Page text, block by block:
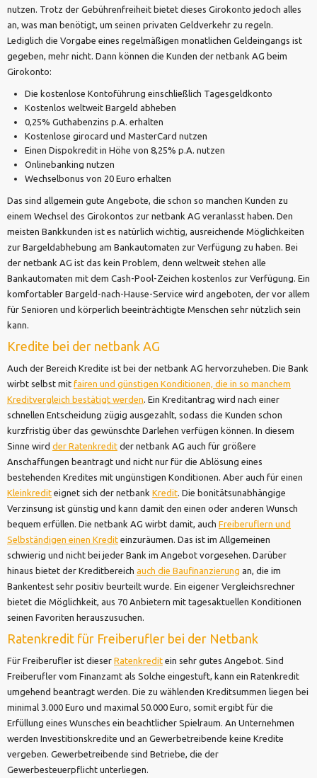
nutzen. Trotz der Gebührenfreiheit bietet dieses Girokonto jedoch alles
an, was man benötigt, um seinen privaten Geldverkehr zu regeln.
Lediglich die Vorgabe eines regelmäßigen monatlichen Geldeingangs ist
gegeben, mehr nicht. Dann können die Kunden der netbank AG beim
Girokonto:
Die kostenlose Kontoführung einschließlich Tagesgeldkonto
Kostenlos weltweit Bargeld abheben
0,25% Guthabenzins p.A. erhalten
Kostenlose girocard und MasterCard nutzen
Einen Dispokredit in Höhe von 8,25% p.A. nutzen
Onlinebanking nutzen
Wechselbonus von 20 Euro erhalten
Das sind allgemein gute Angebote, die schon so manchen Kunden zu
einem Wechsel des Girokontos zur netbank AG veranlasst haben. Den
meisten Bankkunden ist es natürlich wichtig, ausreichende Möglichkeiten
zur Bargeldabhebung am Bankautomaten zur Verfügung zu haben. Bei
der netbank AG ist das kein Problem, denn weltweit stehen alle
Bankautomaten mit dem Cash-Pool-Zeichen kostenlos zur Verfügung. Ein
komfortabler Bargeld-nach-Hause-Service wird angeboten, der vor allem
für Senioren und körperlich beeinträchtigte Menschen sehr nützlich sein
kann.
Kredite bei der netbank AG
Auch der Bereich Kredite ist bei der netbank AG hervorzuheben. Die Bank
wirbt selbst mit fairen und günstigen Konditionen, die in so manchem
Kreditvergleich bestätigt werden. Ein Kreditantrag wird nach einer
schnellen Entscheidung zügig ausgezahlt, sodass die Kunden schon
kurzfristig über das gewünschte Darlehen verfügen können. In diesem
Sinne wird der Ratenkredit der netbank AG auch für größere
Anschaffungen beantragt und nicht nur für die Ablösung eines
bestehenden Kredites mit ungünstigen Konditionen. Aber auch für einen
Kleinkredit eignet sich der netbank Kredit. Die bonitätsunabhängige
Verzinsung ist günstig und kann damit den einen oder anderen Wunsch
bequem erfüllen. Die netbank AG wirbt damit, auch Freiberuflern und
Selbständigen einen Kredit einzuräumen. Das ist im Allgemeinen
schwierig und nicht bei jeder Bank im Angebot vorgesehen. Darüber
hinaus bietet der Kreditbereich auch die Baufinanzierung an, die im
Bankentest sehr positiv beurteilt wurde. Ein eigener Vergleichsrechner
bietet die Möglichkeit, aus 70 Anbietern mit tagesaktuellen Konditionen
seinen Favoriten herauszusuchen.
Ratenkredit für Freiberufler bei der Netbank
Für Freiberufler ist dieser Ratenkredit ein sehr gutes Angebot. Sind
Freiberufler vom Finanzamt als Solche eingestuft, kann ein Ratenkredit
umgehend beantragt werden. Die zu wählenden Kreditsummen liegen bei
minimal 3.000 Euro und maximal 50.000 Euro, somit ergibt für die
Erfüllung eines Wunsches ein beachtlicher Spielraum. An Unternehmen
werden Investitionskredite und an Gewerbetreibende keine Kredite
vergeben. Gewerbetreibende sind Betriebe, die der
Gewerbesteuerpflicht unterliegen.